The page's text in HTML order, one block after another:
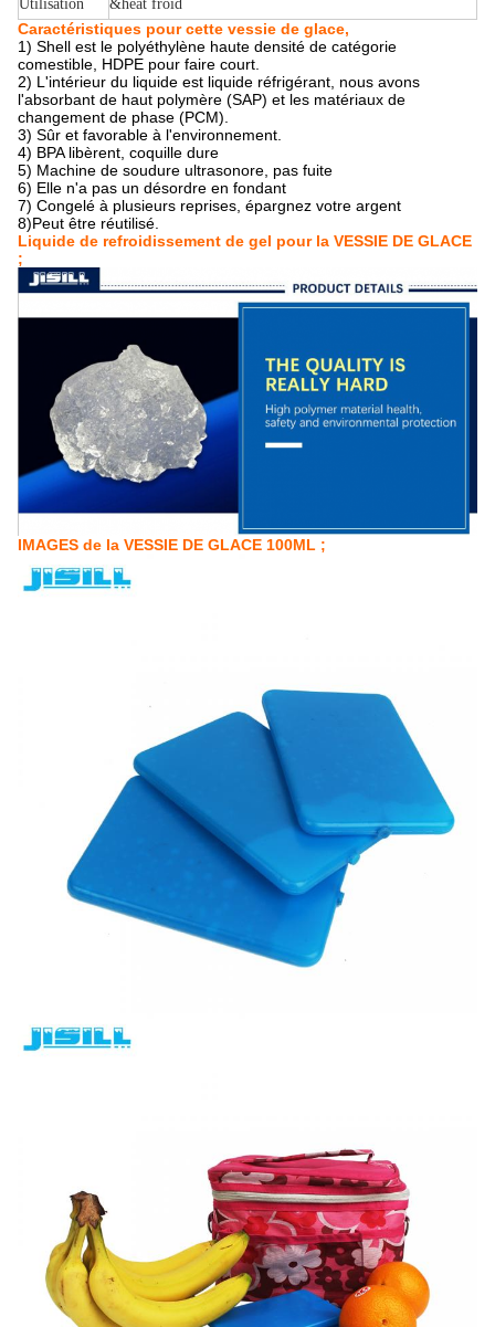
Utilisation &heat froid
Caractéristiques pour cette vessie de glace,
1) Shell est le polyéthylène haute densité de catégorie
comestible, HDPE pour faire court.
2) L'intérieur du liquide est liquide réfrigérant, nous avons
l'absorbant de haut polymère (SAP) et les matériaux de
changement de phase (PCM).
3) Sûr et favorable à l'environnement.
4) BPA libèrent, coquille dure
5) Machine de soudure ultrasonore, pas fuite
6) Elle n'a pas un désordre en fondant
7) Congelé à plusieurs reprises, épargnez votre argent
8)Peut être réutilisé.
Liquide de refroidissement de gel pour la VESSIE DE GLACE
;
IMAGES de la VESSIE DE GLACE 100ML ;